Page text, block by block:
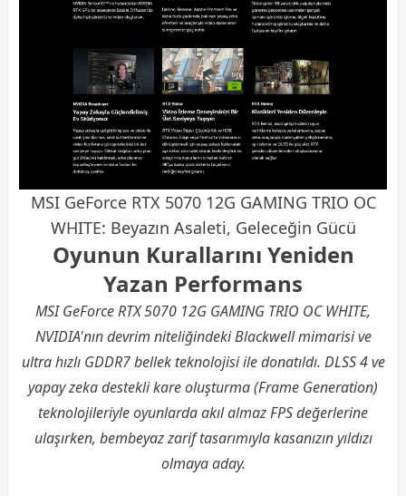
MSI GeForce RTX 507012G GAMING TRIO OC
WHITE: Beyazın Asaleti, Geleceğin Gücü
Oyunun Kurallarını Yeniden
Yazan Performans
MSI GeForce RTX 5070 12G GAMING TRIO OC WHITE,
NVIDIA'nın devrim niteliğindeki Blackwell mimarisi ve
ultra hızlı GDDR7 bellek teknolojisi ile donatıldı. DLSS 4 ve
yapay zeka destekli kare oluşturma (Frame Generation)
teknolojileriyle oyunlarda akıl almaz FPS değerlerine
ulaşırken, bembeyaz zarif tasarımıyla kasanızın yıldızı
olmaya aday.